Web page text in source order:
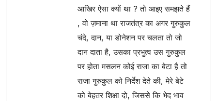
आखिर ऐसा क्यों था ? तो आइए समझते हैं
, वो ज़माना था राजतंत्र का अगर गुरुकुल
चंदे, दान, या डोनेशन पर चलता तो जो
दान दाता है, उसका प्रभुत्व उस गुरुकुल
पर होता मसलन कोई राजा का बेटा है तो
राजा गुरुकुल को निर्देश देते की, मेरे बेटे
को बेहतर शिक्षा दो, जिससे कि भेद भाव